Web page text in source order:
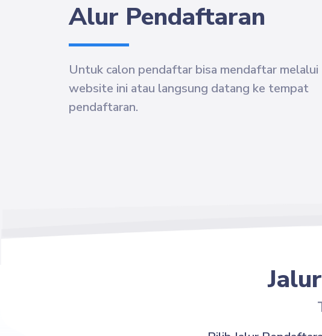
Alur Pendaftaran
Untuk calon pendaftar bisa mendaftar melalui
website ini atau langsung datang ke tempat
pendaftaran.